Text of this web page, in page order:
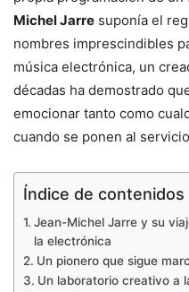
Michel Jarre suponía el
nombres imprescindibles
música electrónica, un
décadas ha demostrado
emocionar tanto como
cuando se ponen al
Índice de contenidos
Jean-Michel Jarre y su
la electrónica
Un pionero que sigue
Un laboratorio creativo a